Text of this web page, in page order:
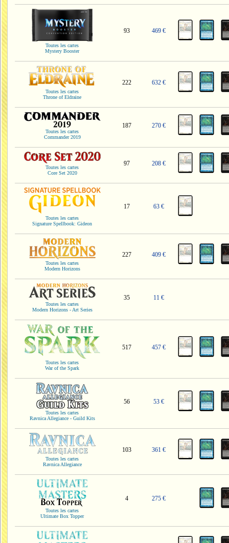
Toutes les cartes
Mystery Booster
93 469 €
Toutes les cartes
Throne of Eldraine
222 632 €
Toutes les cartes
Commander 2019
187 270 €
Toutes les cartes
Core Set 2020
97 208 €
Toutes les cartes
Signature Spellbook: Gideon
17 63 €
Toutes les cartes
Modern Horizons
227 409 €
Toutes les cartes
Modern Horizons - Art Series
35 11 €
Toutes les cartes
War of the Spark
517 457 €
Toutes les cartes
Ravnica Allegiance - Guild Kits
56 53 €
Toutes les cartes
Ravnica Allegiance
103 361 €
Toutes les cartes
Ultimate Box Topper
4 275 €